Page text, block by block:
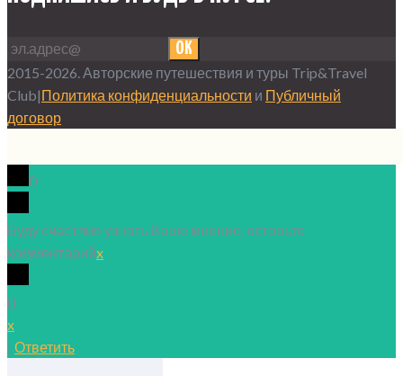
OK
2015-2026. Авторские путешествия и туры Trip&Travel
Club|Политика конфиденциальности и Публичный
договор
0
Буду счастлив узнать Ваше мнение, оставьте
комментарийx
()
x
| Ответить